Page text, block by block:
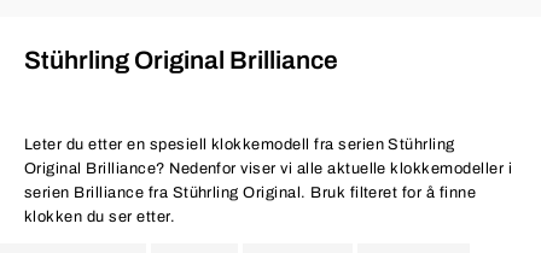
Stührling Original Brilliance
Leter du etter en spesiell klokkemodell fra serien Stührling
Original Brilliance? Nedenfor viser vi alle aktuelle klokkemodeller i
serien Brilliance fra Stührling Original. Bruk filteret for å finne
klokken du ser etter.